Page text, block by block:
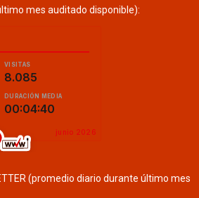
mes auditado disponible):
(promedio diario durante último mes